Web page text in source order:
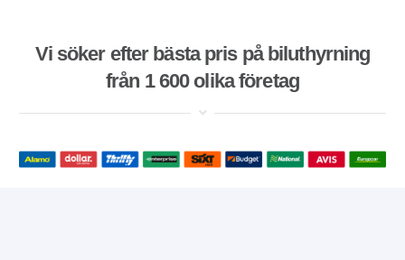
Vi söker efter bästa pris på biluthyrning
från 1 600 olika företag